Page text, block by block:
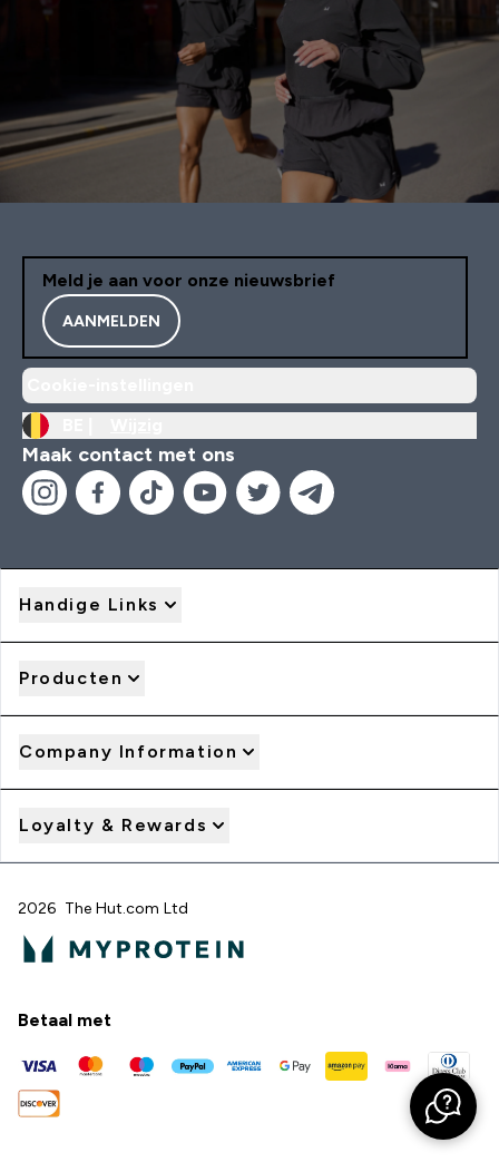
Meld je aan voor onze nieuwsbrief
AANMELDEN
Maak contact met ons
Handige Links
Producten
Company Information
Loyalty & Rewards
2026 The Hut.com Ltd
Betaal met